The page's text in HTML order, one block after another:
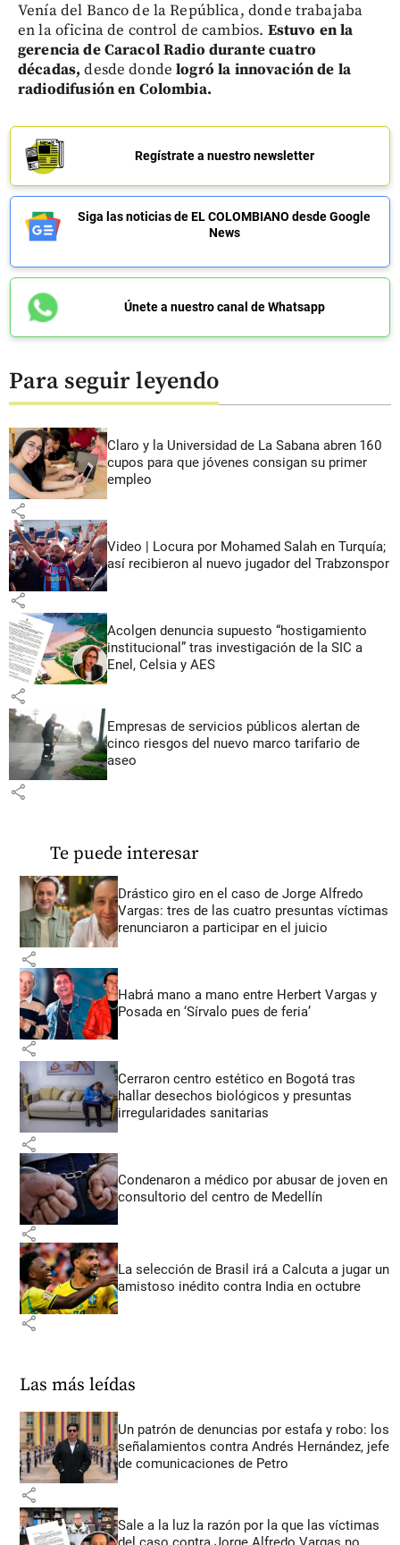
Venía del Banco de la República, donde trabajaba
en la oficina de control de cambios. Estuvo en la
gerencia de Caracol Radio durante cuatro
décadas, desde dondelogró la innovación de la
radiodifusión en Colombia.
Regístrate a nuestro newsletter
Siga las noticias de EL COLOMBIANO desde Google
News
Únete a nuestro canal de Whatsapp
Para seguir leyendo
Claro y la Universidad de La Sabana abren 160
cupos para que jóvenes consigan su primer
empleo
share
Video | Locura por Mohamed Salah en Turquía;
así recibieron al nuevo jugador del Trabzonspor
share
Acolgen denuncia supuesto “hostigamiento
institucional” tras investigación de la SIC a
Enel, Celsia y AES
share
Empresas de servicios públicos alertan de
cinco riesgos del nuevo marco tarifario de
aseo
share
Te puede interesar
Drástico giro en el caso de Jorge Alfredo
Vargas: tres de las cuatro presuntas víctimas
renunciaron a participar en el juicio
share
Habrá mano a mano entre Herbert Vargas y
Posada en ‘Sírvalo pues de feria’
share
Cerraron centro estético en Bogotá tras
hallar desechos biológicos y presuntas
irregularidades sanitarias
share
Condenaron a médico por abusar de joven en
consultorio del centro de Medellín
share
La selección de Brasil irá a Calcuta a jugar un
amistoso inédito contra India en octubre
share
Las más leídas
Un patrón de denuncias por estafa y robo: los
señalamientos contra Andrés Hernández, jefe
de comunicaciones de Petro
share
Sale a la luz la razón por la que las víctimas